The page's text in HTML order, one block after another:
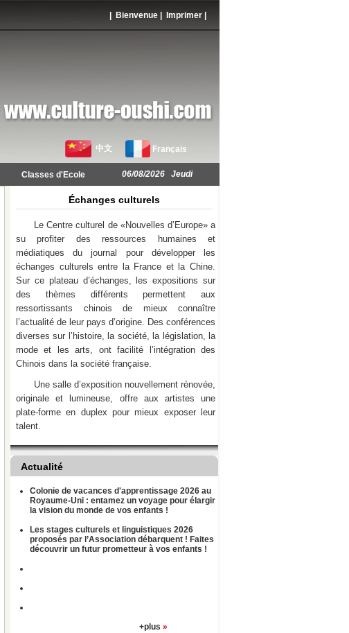
| Bienvenue | Imprimer
中文 Français
Classes d'Ecole 06/08/2026 Jeudi
Échanges culturels
Le Centre culturel de «Nouvelles d’Europe» a
su profiter des ressources humaines et
médiatiques du journal pour développer les
échanges culturels entre la France et la Chine.
Sur ce plateau d’échanges, les expositions sur
des thèmes différents permettent aux
ressortissants chinois de mieux connaître
l’actualité de leur pays d’origine. Des conférences
diverses sur l’histoire, la société, la législation, la
mode et les arts, ont facilité l’intégration des
Chinois dans la société française.
Une salle d’exposition nouvellement rénovée,
originale et lumineuse, offre aux artistes une
plate-forme en duplex pour mieux exposer leur
talent.
Actualité
Colonie de vacances d'apprentissage 2026 au
Royaume-Uni : entamez un voyage pour élargir
la vision du monde de vos enfants !
Les stages culturels et linguistiques 2026
proposés par l’Association débarquent ! Faites
découvrir un futur prometteur à vos enfants !
+plus »